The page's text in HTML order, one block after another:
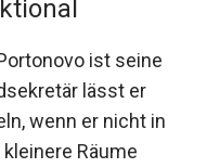
ist seine
lässt er
wenn er nicht in
Räume